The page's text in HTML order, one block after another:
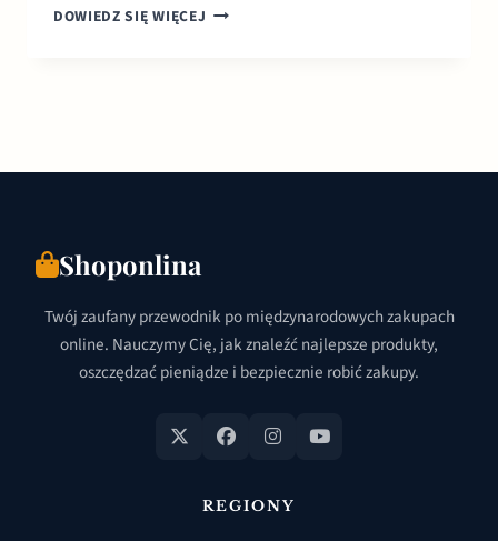
DOWIEDZ SIĘ WIĘCEJ BIŻUTERIA
2026
Shoponlina
Twój zaufany przewodnik po międzynarodowych zakupach
online. Nauczymy Cię, jak znaleźć najlepsze produkty,
oszczędzać pieniądze i bezpiecznie robić zakupy.
REGIONY